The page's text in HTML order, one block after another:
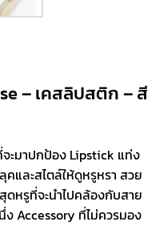
– เคสลิปสติก – สี
ะมาปกป้อง Lipstick แท่ง
และสไตล์ให้ดูหรูหรา สวย
หรูที่จะนำไปคล้องกับสาย
ง Accessory ที่ไม่ควรมอง